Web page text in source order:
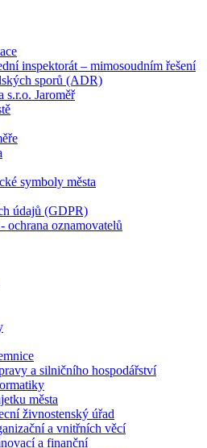
inspektorát – mimosoudním řešení
sporů (ADR)
s.r.o. Jaroměř
symboly města
údajů (GDPR)
ochrana oznamovatelů
a silničního hospodářství
města
živnostenský úřad
a vnitřních věcí
a finanční